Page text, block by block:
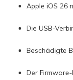
Apple iOS 26
Die USB-
Beschädigte
Der